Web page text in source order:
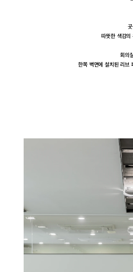
따뜻한 색감의
회의
한쪽 벽면에 설치된 리브